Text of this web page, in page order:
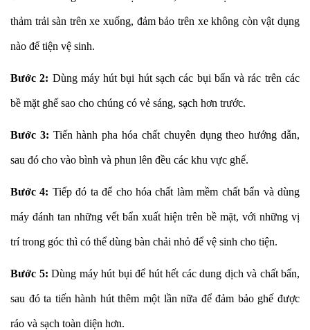
thảm trải sàn trên xe xuống, đảm bảo trên xe không còn vật dụng
nào để tiện vệ sinh.
Bước 2: Dùng máy hút bụi hút sạch các bụi bẩn và rác trên các
bề mặt ghế sao cho chúng có vẻ sáng, sạch hơn trước.
Bước 3: Tiến hành pha hóa chất chuyên dụng theo hướng dẫn,
sau đó cho vào bình và phun lên đều các khu vực ghế.
Bước 4: Tiếp đó ta để cho hóa chất làm mềm chất bẩn và dùng
máy đánh tan những vết bẩn xuất hiện trên bề mặt, với những vị
trí trong góc thì có thể dùng bàn chải nhỏ để vệ sinh cho tiện.
Bước 5: Dùng máy hút bụi để hút hết các dung dịch và chất bẩn,
sau đó ta tiến hành hút thêm một lần nữa để đảm bảo ghế được
ráo và sạch toàn diện hơn.